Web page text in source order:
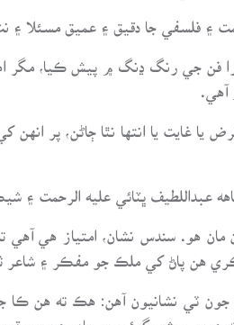
فلسفي جا دقيق ۽ عميق مسئلا ۽
فن جي رنگ ڍنگ ۾ پيش ڪيا،
غايت يا انتها نٿا ڄاڻن، پر
ڀٽائي عليه الرحمت ۽
هو. سندس نشان، امتياز هي
هن پاڻ کي ملڪ جو مفڪر ۽ شاعر
ٽي نشانيون آهن: هڪ ته هن
هن ۾ پيشن گوئي جو مادو هجي ۽